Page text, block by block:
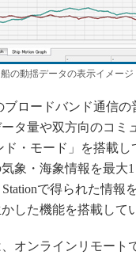
船の動揺データの表示イメージ
ロードバンド通信の
タ量や双方向のコミ
ド・モード」を搭載
象・海象情報を最大
で得られた情報
した機能を搭載して
オンラインリモート